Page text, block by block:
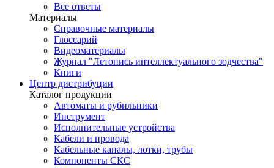
Все ответы
Материалы
Справочные материалы
Глоссарий
Видеоматериалы
Журнал "Летопись интеллектуального зодчества"
Книги
Центр дистрибуции
Каталог продукции
Автоматы и рубильники
Инструмент
Исполнительные устройства
Кабели и провода
Кабельные каналы, лотки, трубы
Компоненты СКС